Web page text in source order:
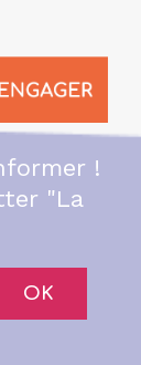
!
"La
OK